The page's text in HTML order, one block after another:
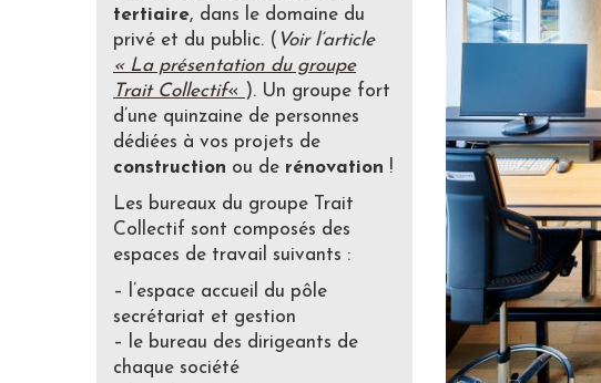
tertiaire, dans le domaine du
privé et du public. ( Voir l’article
« La présentation du groupe
Trait Collectif« ). Un groupe fort
d’une quinzaine de personnes
dédiées à vos projets de
construction ou de rénovation !
Les bureaux du groupe Trait
Collectif sont composés des
espaces de travail suivants :
– l’espace accueil du pôle
secrétariat et gestion
– le bureau des dirigeants de
chaque société